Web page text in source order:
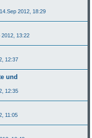
2012, 18:29
2012, 13:22
12:37
und
12:35
11:05